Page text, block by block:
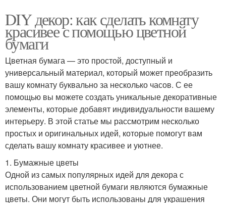
DIY декор: как сделать комнату
красивее с помощью цветной
бумаги
Цветная бумага — это простой, доступный и
универсальный материал, который может преобразить
вашу комнату буквально за несколько часов. С ее
помощью вы можете создать уникальные декоративные
элементы, которые добавят индивидуальности вашему
интерьеру. В этой статье мы рассмотрим несколько
простых и оригинальных идей, которые помогут вам
сделать вашу комнату красивее и уютнее.
1. Бумажные цветы
Одной из самых популярных идей для декора с
использованием цветной бумаги являются бумажные
цветы. Они могут быть использованы для украшения